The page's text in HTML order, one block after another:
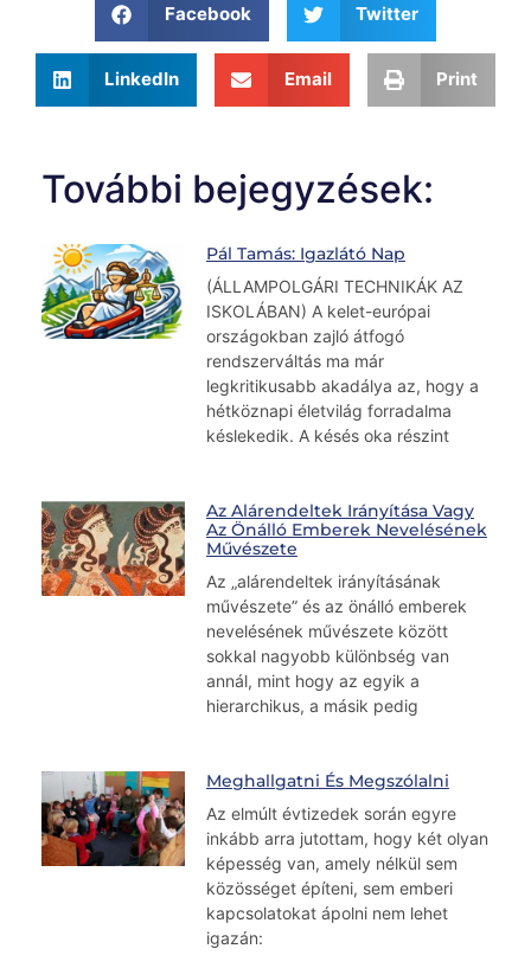
Facebook Twitter
LinkedIn Email Print
További bejegyzések:
Pál Tamás: Igazlátó Nap
(ÁLLAMPOLGÁRI TECHNIKÁK AZ
ISKOLÁBAN) A kelet-európai
országokban zajló átfogó
rendszerváltás ma már
legkritikusabb akadálya az, hogy a
hétköznapi életvilág forradalma
késlekedik. A késés oka részint
Az Alárendeltek Irányítása Vagy
Az Önálló Emberek Nevelésének
Művészete
Az „alárendeltek irányításának
művészete” és az önálló emberek
nevelésének művészete között
sokkal nagyobb különbség van
annál, mint hogy az egyik a
hierarchikus, a másik pedig
Meghallgatni És Megszólalni
Az elmúlt évtizedek során egyre
inkább arra jutottam, hogy két olyan
képesség van, amely nélkül sem
közösséget építeni, sem emberi
kapcsolatokat ápolni nem lehet
igazán: